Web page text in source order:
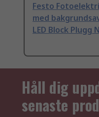
Festo
med
LED Block Plugg
Håll dig
senaste